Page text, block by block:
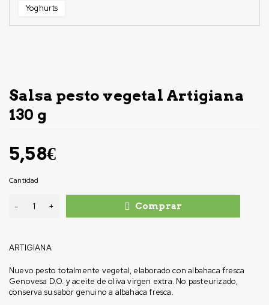
Yoghurts
Salsa pesto vegetal Artigiana
130 g
ARTIGIANA
Nuevo pesto totalmente vegetal, elaborado con albahaca fresca
Genovesa D.O. y aceite de oliva virgen extra. No pasteurizado,
conserva su sabor genuino a albahaca fresca.
5,58€
Cantidad
Comprar